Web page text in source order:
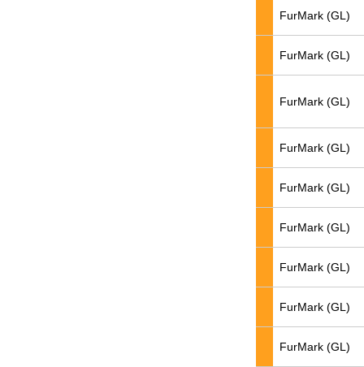
FurMark (GL)
FurMark (GL)
FurMark (GL)
FurMark (GL)
FurMark (GL)
FurMark (GL)
FurMark (GL)
FurMark (GL)
FurMark (GL)